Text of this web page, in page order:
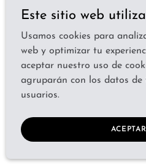
Este sitio web
Usamos cookies para
web y optimizar tu
aceptar nuestro uso de
agruparán con los datos de
usuarios.
ACEPTAR